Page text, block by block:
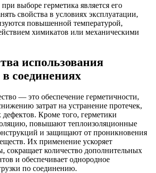
выборе герметика является его
свойства в условиях эксплуатации,
повышенной температурой,
химикатов или механическими
использования
соединениях
— это обеспечение герметичности,
затрат на устранение протечек,
дефектов. Кроме того, герметики
повышают теплоизоляционные
и защищают от проникновения
Их применение ускоряет
сокращает количество дополнительных
и обеспечивает однородное
по соединению.